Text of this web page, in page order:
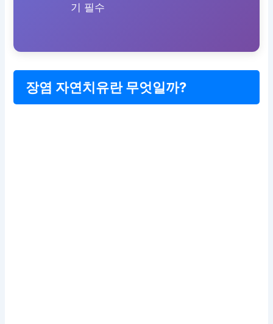
기 필수
장염 자연치유란 무엇일까?